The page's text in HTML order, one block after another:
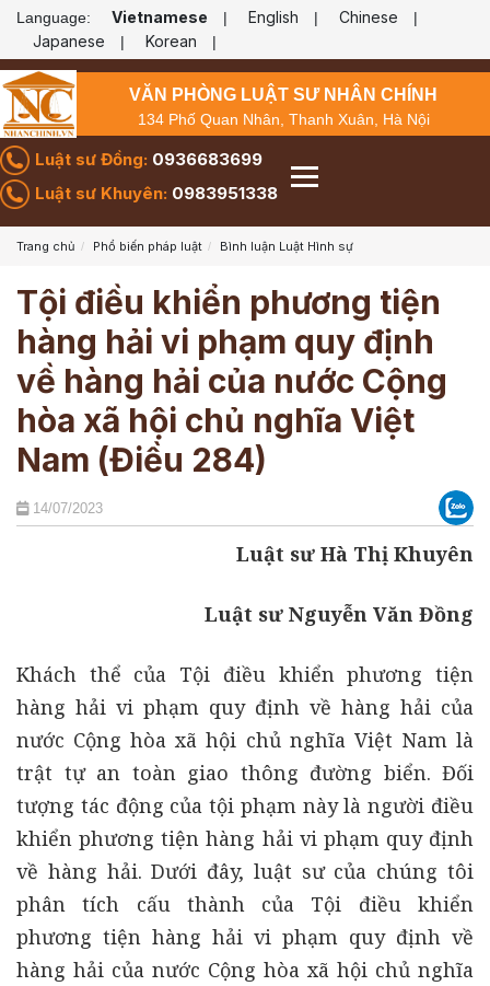
Language: Vietnamese | English | Chinese |
Japanese | Korean |
VĂN PHÒNG LUẬT SƯ NHÂN CHÍNH
134 Phố Quan Nhân, Thanh Xuân, Hà Nội
Luật sư Đồng: 0936683699
Luật sư Khuyên: 0983951338
Trang chủ Phổ biến pháp luật Bình luận Luật Hình sự
Tội điều khiển phương tiện
hàng hải vi phạm quy định
về hàng hải của nước Cộng
hòa xã hội chủ nghĩa Việt
Nam (Điều 284)
14/07/2023
Luật sư Hà Thị Khuyên
Luật sư Nguyễn Văn Đồng
Khách thể của Tội điều khiển phương tiện
hàng hải vi phạm quy định về hàng hải của
nước Cộng hòa xã hội chủ nghĩa Việt Nam là
trật tự an toàn giao thông đường biển. Đối
tượng tác động của tội phạm này là người điều
khiển phương tiện hàng hải vi phạm quy định
về hàng hải. Dưới đây, luật sư của chúng tôi
phân tích cấu thành của Tội điều khiển
phương tiện hàng hải vi phạm quy định về
hàng hải của nước Cộng hòa xã hội chủ nghĩa